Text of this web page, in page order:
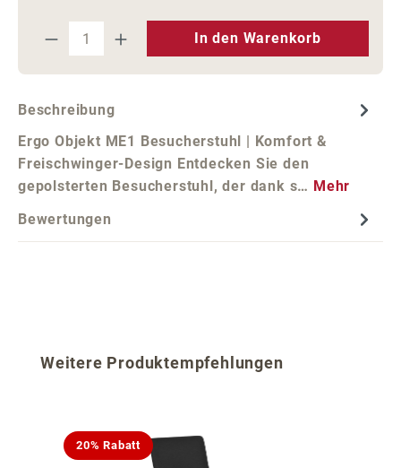
Produkt Anzahl: Gib den
In den Warenkorb
Beschreibung
Ergo Objekt ME1 Besucherstuhl | Komfort &
Freischwinger-Design Entdecken Sie den
gepolsterten Besucherstuhl, der dank s… Mehr
Bewertungen
Produktgalerie überspringen
Weitere Produktempfehlungen
20% Rabatt